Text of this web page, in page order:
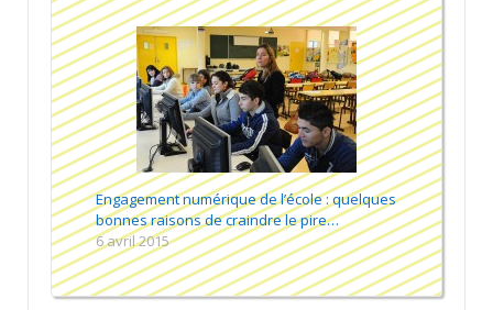
Engagement numérique de l’école : quelques
bonnes raisons de craindre le pire…
6 avril 2015